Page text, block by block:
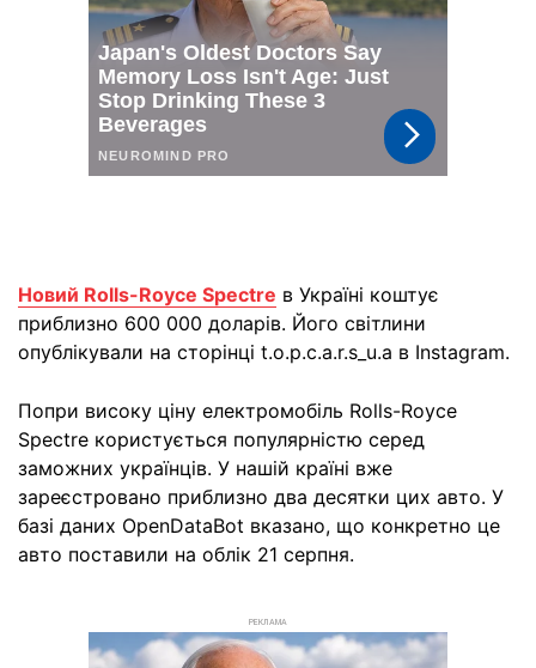
Новий Rolls-Royce Spectre в Україні коштує
приблизно 600 000 доларів. Його світлини
опублікували на сторінці t.o.p.c.a.r.s_u.a в Instagram.
Попри високу ціну електромобіль Rolls-Royce
Spectre користується популярністю серед
заможних українців. У нашій країні вже
зареєстровано приблизно два десятки цих авто. У
базі даних OpenDataBot вказано, що конкретно це
авто поставили на облік 21 серпня.
РЕКЛАМА